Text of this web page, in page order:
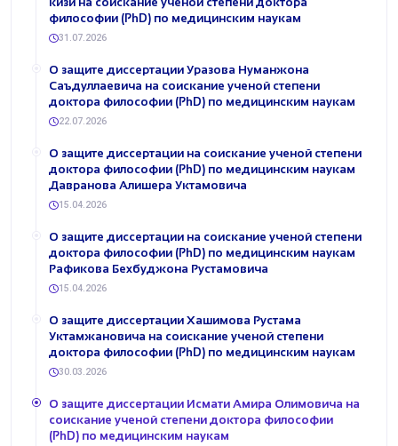
философии (PhD) по медицинским наукам
31.07.2026
О защите диссертации Уразова Нуманжона
Саъдуллаевича на соискание ученой степени
доктора философии (PhD) по медицинским наукам
22.07.2026
О защите диссертации на соискание ученой степени
доктора философии (PhD) по медицинским наукам
Давранова Алишера Уктамовича
15.04.2026
О защите диссертации на соискание ученой степени
доктора философии (PhD) по медицинским наукам
Рафикова Бехбуджона Рустамовича
15.04.2026
О защите диссертации Хашимова Рустама
Уктамжановича на соискание ученой степени
доктора философии (PhD) по медицинским наукам
30.03.2026
О защите диссертации Исмати Амира Олимовича на
соискание ученой степени доктора философии
(PhD) по медицинским наукам